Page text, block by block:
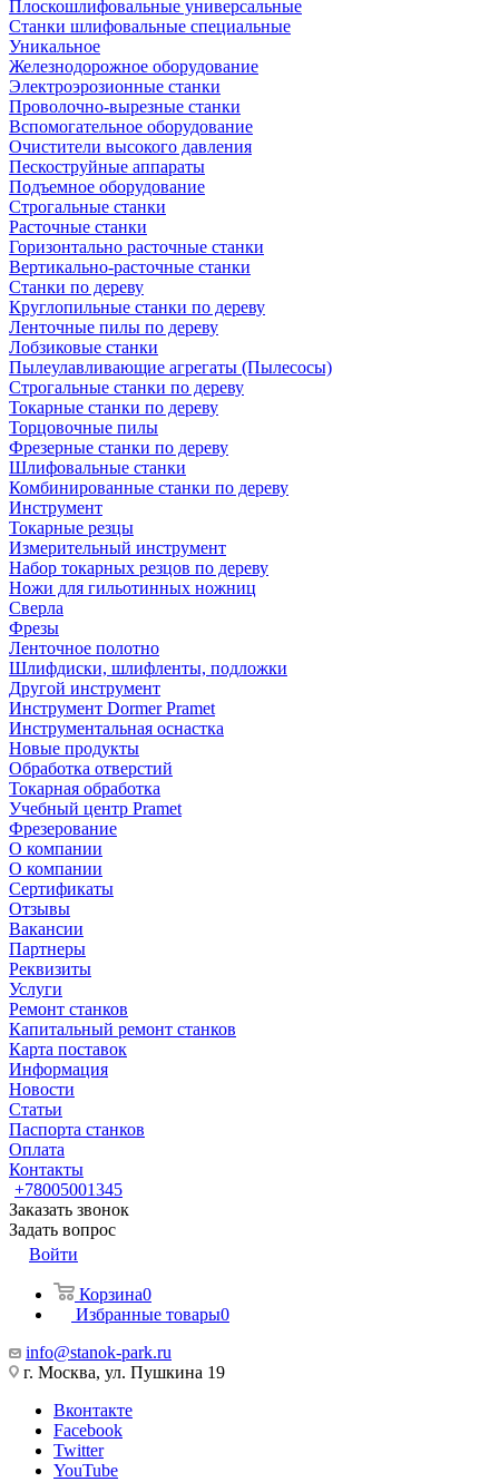
Плоскошлифовальные универсальные
Станки шлифовальные специальные
Уникальное
Железнодорожное оборудование
Электроэрозионные станки
Проволочно-вырезные станки
Вспомогательное оборудование
Очистители высокого давления
Пескоструйные аппараты
Подъемное оборудование
Строгальные станки
Расточные станки
Горизонтально расточные станки
Вертикально-расточные станки
Станки по дереву
Круглопильные станки по дереву
Ленточные пилы по дереву
Лобзиковые станки
Пылеулавливающие агрегаты (Пылесосы)
Строгальные станки по дереву
Токарные станки по дереву
Торцовочные пилы
Фрезерные станки по дереву
Шлифовальные станки
Комбинированные станки по дереву
Инструмент
Токарные резцы
Измерительный инструмент
Набор токарных резцов по дереву
Ножи для гильотинных ножниц
Сверла
Фрезы
Ленточное полотно
Шлифдиски, шлифленты, подложки
Другой инструмент
Инструмент Dormer Pramet
Инструментальная оснастка
Новые продукты
Обработка отверстий
Токарная обработка
Учебный центр Pramet
Фрезерование
О компании
О компании
Сертификаты
Отзывы
Вакансии
Партнеры
Реквизиты
Услуги
Ремонт станков
Капитальный ремонт станков
Карта поставок
Информация
Новости
Статьи
Паспорта станков
Оплата
Контакты
+78005001345
Заказать звонок
Задать вопрос
Войти
Корзина0
Избранные товары0
info@stanok-park.ru
г. Москва, ул. Пушкина 19
Вконтакте
Facebook
Twitter
YouTube